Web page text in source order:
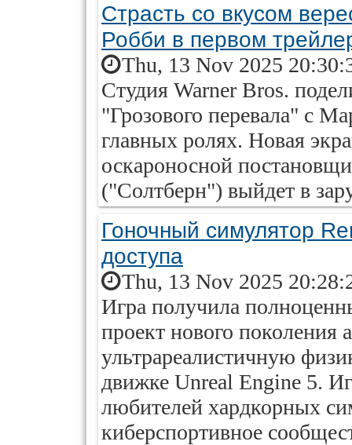
Страсть со вкусом
Робби в первом
Thu, 13 Nov 2025
Студия Warner Bros.
"Грозового перевала" с
главных ролях. Новая
оскароносной
("Солтберн") выйдет в
Гоночный симулятор
доступа
Thu, 13 Nov 2025
Игра получила
проект нового поколения
ультрареалистичную
движке Unreal Engine 5.
любителей хардкорных
киберспортивное